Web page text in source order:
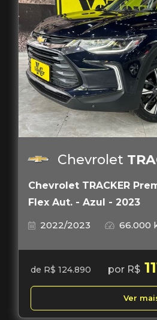
Chevrolet
Chevrolet TRACKER
Flex Aut. - Azul - 2023
2022/2023
66.000
de R$ 124.890 por R$
Ver